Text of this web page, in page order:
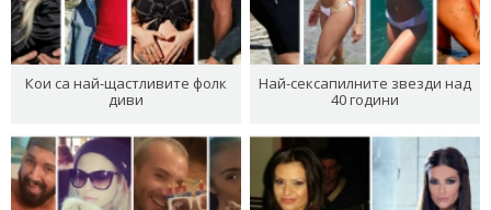
Кои са най-щастливите фолк
диви
Най-сексапилните звезди над
40 години